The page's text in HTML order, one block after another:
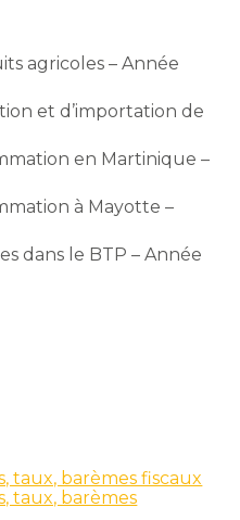
agricoles – Année
et d’importation de
en Martinique –
à Mayotte –
dans le BTP – Année
taux, barèmes fiscaux
taux, barèmes